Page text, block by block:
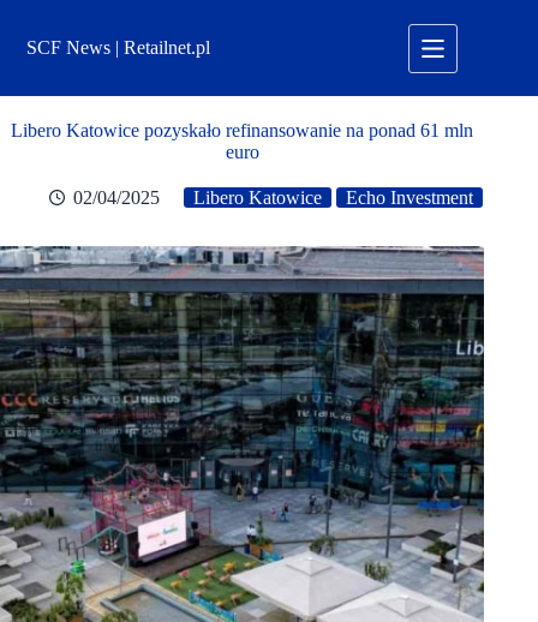
treściSCF News | Retailnet.pl
Libero Katowice pozyskało refinansowanie na ponad 61 mln
euro
02/04/2025 Libero Katowice Echo Investment